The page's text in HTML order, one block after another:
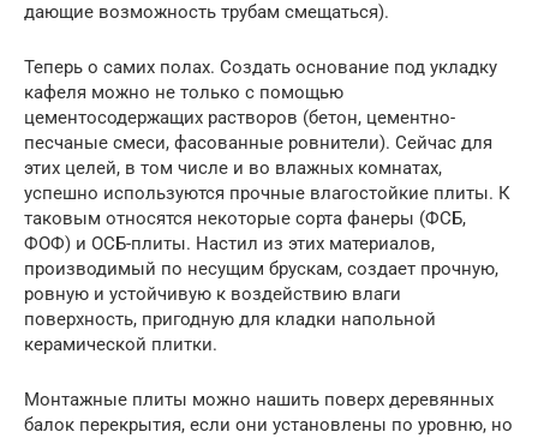
дающие возможность трубам смещаться).
Теперь о самих полах. Создать основание под укладку
кафеля можно не только с помощью
цементосодержащих растворов (бетон, цементно-
песчаные смеси, фасованные ровнители). Сейчас для
этих целей, в том числе и во влажных комнатах,
успешно используются прочные влагостойкие плиты. К
таковым относятся некоторые сорта фанеры (ФСБ,
ФОФ) и ОСБ-плиты. Настил из этих материалов,
производимый по несущим брускам, создает прочную,
ровную и устойчивую к воздействию влаги
поверхность, пригодную для кладки напольной
керамической плитки.
Монтажные плиты можно нашить поверх деревянных
балок перекрытия, если они установлены по уровню, но